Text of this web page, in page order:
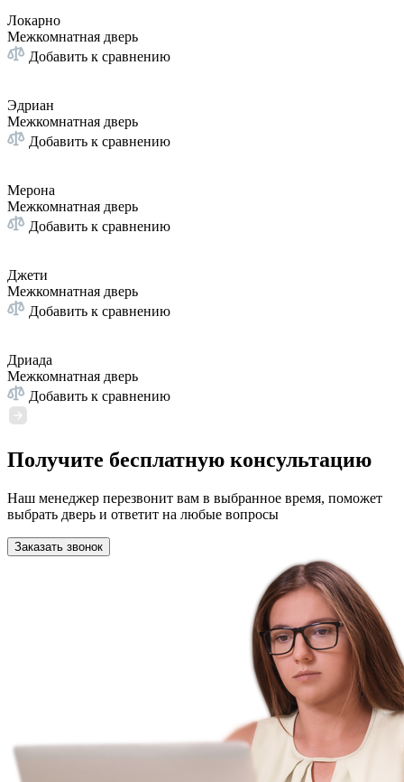
Локарно
Межкомнатная дверь
Добавить к сравнению
Эдриан
Межкомнатная дверь
Добавить к сравнению
Мерона
Межкомнатная дверь
Добавить к сравнению
Джети
Межкомнатная дверь
Добавить к сравнению
Дриада
Межкомнатная дверь
Добавить к сравнению
Получите бесплатную консультацию
Наш менеджер перезвонит вам в выбранное время, поможет
выбрать дверь и ответит на любые вопросы
Заказать звонок